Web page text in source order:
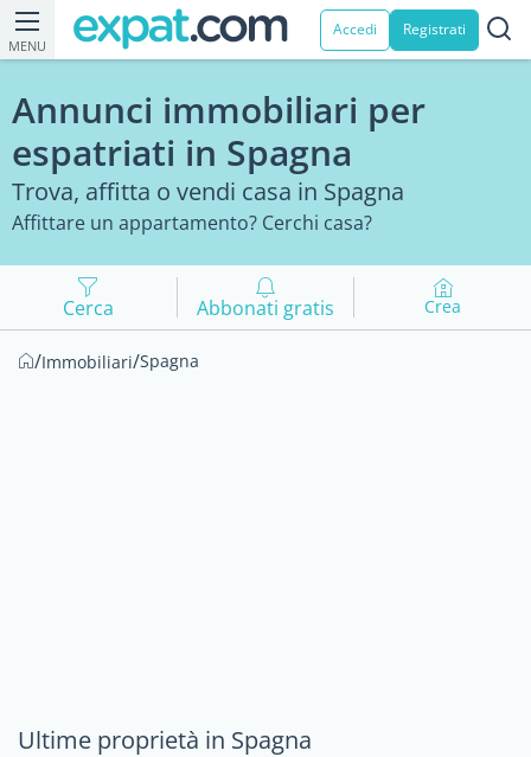
MENU
Accedi Registrati
Annunci immobiliari per
espatriati in Spagna
Trova, affitta o vendi casa in Spagna
Affittare un appartamento? Cerchi casa?
Cerca Abbonati gratis Crea
/Immobiliari/Spagna
Ultime proprietà in Spagna